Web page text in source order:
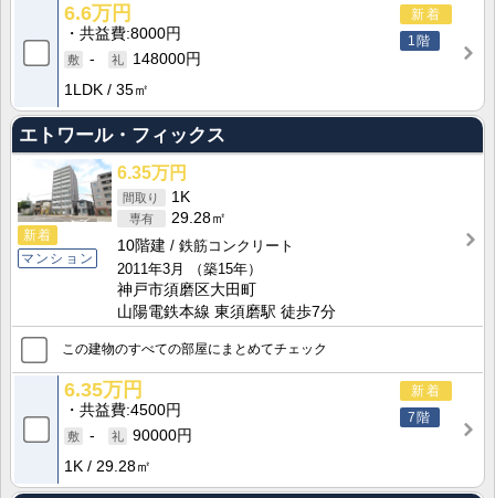
新着
1階
6.6万円
共益費 8000円
-
148000円
1LDK
35㎡
エトワール・フィックス
新着
マンション
6.35万円
1K
29.28㎡
10階建
鉄筋コンクリート
2011年3月
（築15年）
神戸市須磨区大田町
山陽電鉄本線 東須磨駅 徒歩7分
この建物のすべての部屋にまとめてチェック
新着
7階
6.35万円
共益費 4500円
-
90000円
1K
29.28㎡